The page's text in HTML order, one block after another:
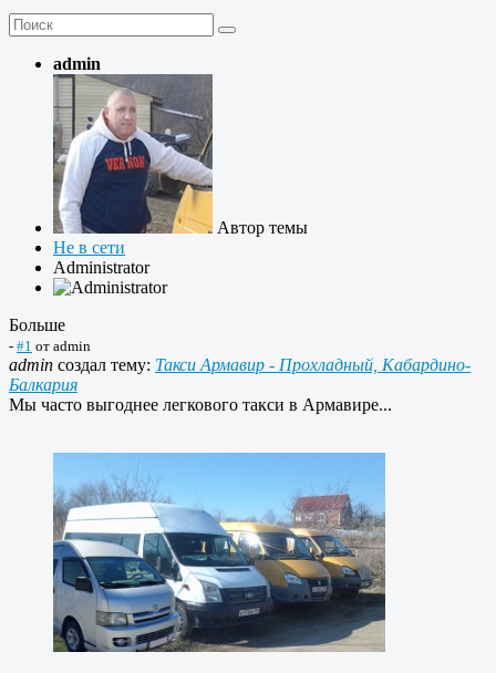
admin
Автор темы
Не в сети
Administrator
Больше
- #1 от admin
admin создал тему: Такси Армавир - Прохладный, Кабардино-
Балкария
Мы часто выгоднее легкового такси в Армавире...